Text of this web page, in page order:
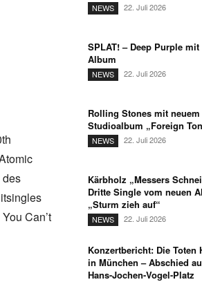
des
Can’t
NEWS 22. Juli 2026
SPLAT! – Deep Purple mit
Album
NEWS 22. Juli 2026
Rolling Stones mit neuem
Studioalbum „Foreign
NEWS 22. Juli 2026
Kärbholz „Messers
Dritte Single vom neuen
„Sturm zieh auf“
NEWS 22. Juli 2026
Konzertbericht: Die Toten
in München – Abschied
Hans-Jochen-Vogel-Platz